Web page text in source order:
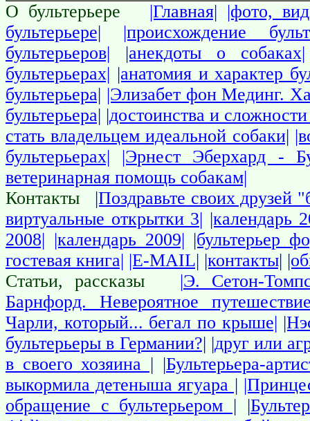
О бультерьере |Главная| |фото,
бультерьере|
|происхождение
бультерьеров|
|анекдоты о собаках|
бультерьерах| |анатомия и характер
бультерьера| |Элизабет фон Мединг.
бультерьера| |достоинства и сложности
стать владельцем идеальной собаки|
бультерьерах|
|Эрнест Эберхард -
ветеринарная помощь собакам|
Контакты |Поздравьте своих друзей
виртуальные открытки 3| |календарь
2008| |календарь 2009| |бультерьер
гостевая книга| |E-MAIL| |контакты|
Статьи, рассказы |Э. Сетон-
Барнфорд. Невероятное
Чарли, который... бегал по крыше|
бультерьеры в Германии?| |друг или
в своего хозяина | |Бультерьера-
выкормила детеныша ягуара |
обращение с бультерьером |